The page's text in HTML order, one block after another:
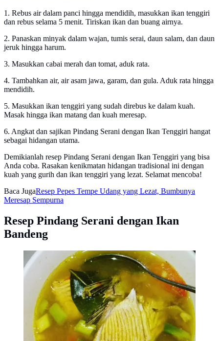
1. Rebus air dalam panci hingga mendidih, masukkan ikan tenggiri
dan rebus selama 5 menit. Tiriskan ikan dan buang airnya.
2. Panaskan minyak dalam wajan, tumis serai, daun salam, dan daun
jeruk hingga harum.
3. Masukkan cabai merah dan tomat, aduk rata.
4. Tambahkan air, air asam jawa, garam, dan gula. Aduk rata hingga
mendidih.
5. Masukkan ikan tenggiri yang sudah direbus ke dalam kuah.
Masak hingga ikan matang dan kuah meresap.
6. Angkat dan sajikan Pindang Serani dengan Ikan Tenggiri hangat
sebagai hidangan utama.
Demikianlah resep Pindang Serani dengan Ikan Tenggiri yang bisa
Anda coba. Rasakan kenikmatan hidangan tradisional ini dengan
kuah yang gurih dan ikan tenggiri yang lezat. Selamat mencoba!
Baca JugaResep Pepes Tempe Udang yang Lezat, Bumbunya
Meresap Sempurna
Resep Pindang Serani dengan Ikan
Bandeng